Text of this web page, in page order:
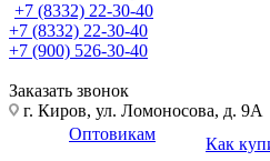
+7 (8332) 22-30-40
+7 (8332) 22-30-40
+7 (900) 526-30-40
Заказать звонок
г. Киров, ул. Ломоносова, д. 9А
Оптовикам
Как